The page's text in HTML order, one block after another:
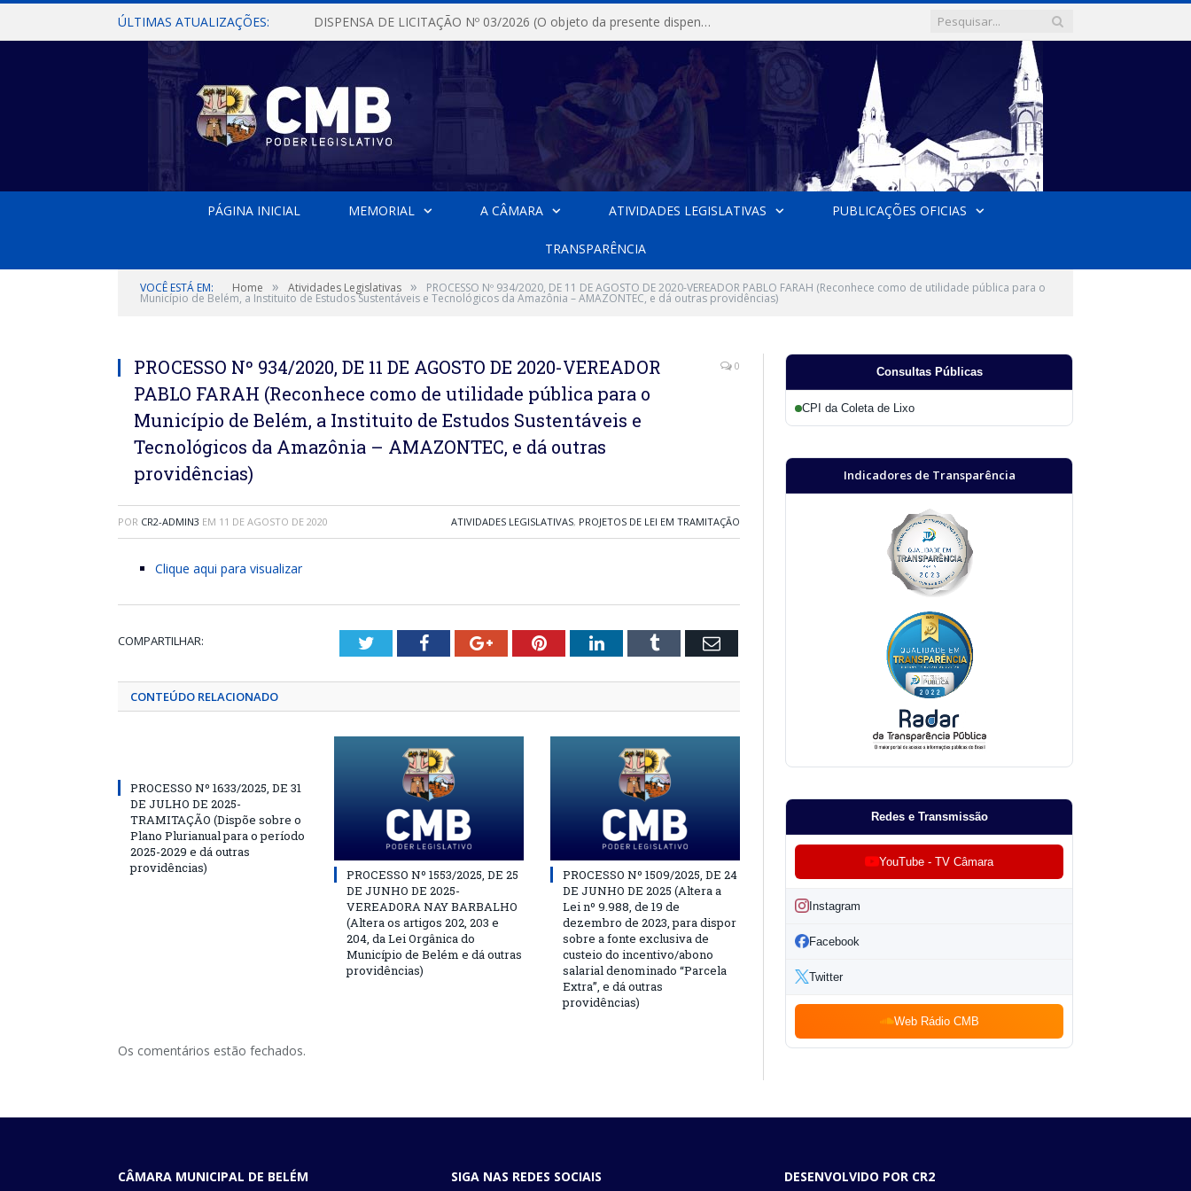
ÚLTIMAS ATUALIZAÇÕES: DISPENSA DE LICITAÇÃO Nº 03/2026 (O objeto da presente dispensa é a escolha da proposta mais vantajosa para a aquisição, de aparelhos de ar condicionado, tipo Split, com material de instalação e fogão industrial, conforme condições, quantidades e exigências estabelecidas no termo de referencia e neste aviso de contratação direta e seus anexos)
PÁGINA INICIAL MEMORIAL A CÂMARA ATIVIDADES LEGISLATIVAS PUBLICAÇÕES OFICIAS
TRANSPARÊNCIA
VOCÊ ESTÁ EM: Home » Atividades Legislativas » PROCESSO Nº 934/2020, DE 11 DE AGOSTO DE 2020-VEREADOR PABLO FARAH (Reconhece como de utilidade pública para o
Município de Belém, a Instituito de Estudos Sustentáveis e Tecnológicos da Amazônia – AMAZONTEC, e dá outras providências)
PROCESSO Nº 934/2020, DE 11 DE AGOSTO DE 2020-VEREADOR
PABLO FARAH (Reconhece como de utilidade pública para o
Município de Belém, a Instituito de Estudos Sustentáveis e
Tecnológicos da Amazônia – AMAZONTEC, e dá outras
providências)
0
POR CR2-ADMIN3 EM 11 DE AGOSTO DE 2020 ATIVIDADES LEGISLATIVAS, PROJETOS DE LEI EM TRAMITAÇÃO
Clique aqui para visualizar
COMPARTILHAR: TwitterFacebookGoogle+PinterestLinkedInTumblr Email
CONTEÚDO RELACIONADO
PROCESSO Nº 1633/2025, DE 31
DE JULHO DE 2025-
TRAMITAÇÃO (Dispõe sobre o
Plano Plurianual para o período
2025-2029 e dá outras
providências)
PROCESSO Nº 1553/2025, DE 25
DE JUNHO DE 2025-
VEREADORA NAY BARBALHO
(Altera os artigos 202, 203 e
204, da Lei Orgânica do
Município de Belém e dá outras
providências)
PROCESSO Nº 1509/2025, DE 24
DE JUNHO DE 2025 (Altera a
Lei nº 9.988, de 19 de
dezembro de 2023, para dispor
sobre a fonte exclusiva de
custeio do incentivo/abono
salarial denominado “Parcela
Extra”, e dá outras
providências)
Os comentários estão fechados.
Consultas Públicas
CPI da Coleta de Lixo
Indicadores de Transparência
Redes e Transmissão
YouTube - TV Câmara
Instagram
Facebook
Twitter
Web Rádio CMB
CÂMARA MUNICIPAL DE BELÉM SIGA NAS REDES SOCIAIS DESENVOLVIDO POR CR2